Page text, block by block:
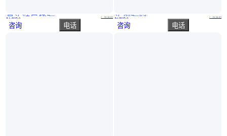
IR2103STRPBF新年份封装SOP8我用芯 你放芯 仓库有货 当天可发货
真实性已核验
￥ 1.30/PCS 广东深圳
咨询 电话
RFX2401C 集成电路(IC) QFN16 规格书 资料 数据手册
实地验商
￥2.80/PCS 广东深圳
咨询 电话